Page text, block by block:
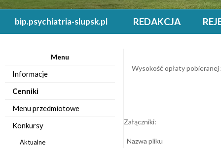
bip.psychiatria-slupsk.pl REDAKCJA
Menu
Informacje
Cenniki
Menu przedmiotowe
Konkursy
Aktualne
Wysokość opłaty
Załączniki:
Nazwa pliku